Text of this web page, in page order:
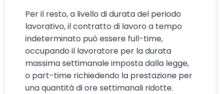
Per il resto, a livello di durata del periodo
lavorativo, il contratto di lavoro a tempo
indeterminato può essere full-time,
occupando il lavoratore per la durata
massima settimanale imposta dalla legge,
o part-time richiedendo la prestazione per
una quantità di ore settimanali ridotte.